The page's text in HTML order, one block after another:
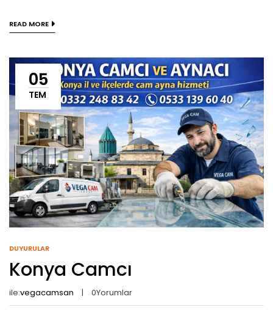
READ MORE
05
TEM
DUYURULAR
Konya Camcı
ile:vegacamsan 0Yorumlar